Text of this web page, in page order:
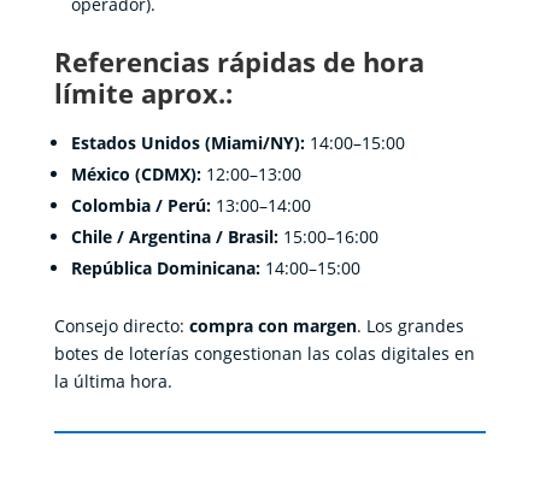
Referencias rápidas de hora
límite aprox.:
Estados Unidos (Miami/NY):14:00–15:00
México (CDMX):12:00–13:00
Colombia / Perú:13:00–14:00
Chile / Argentina / Brasil:15:00–16:00
República Dominicana:14:00–15:00
Consejo directo: compra con margen. Los grandes
botes de loterías congestionan las colas digitales en
la última hora.